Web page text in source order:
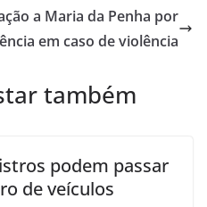
a Maria da Penha por
em caso de violência
também
podem passar
de veículos